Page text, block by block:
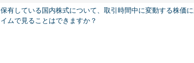
保有している国内株式について、取引時間中に変動する株価
イムで見ることはできますか？